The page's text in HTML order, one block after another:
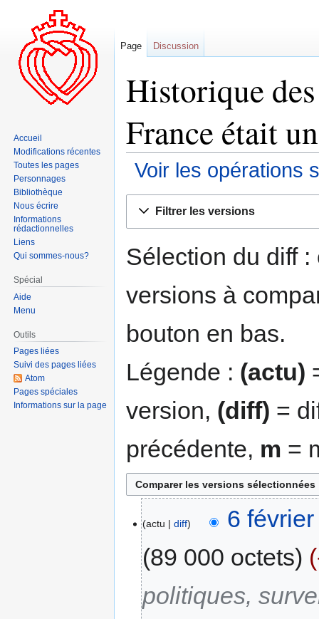
Historique
France était
Voir les opérations
navigation
recherche
Filtrer les versions
Sélection du diff
versions à
bouton en bas.
Légende : (actu)
version, (diff) =
précédente, m =
actu diff
6
89 000 octets
politiques,
Page Discussion
Accueil
Modifications récentes
Toutes les pages
Personnages
Bibliothèque
Nous écrire
Informations
rédactionnelles
Liens
Qui sommes-nous?
Spécial
Aide
Menu
Outils
Pages liées
Suivi des pages liées
Atom
Pages spéciales
Informations sur la page